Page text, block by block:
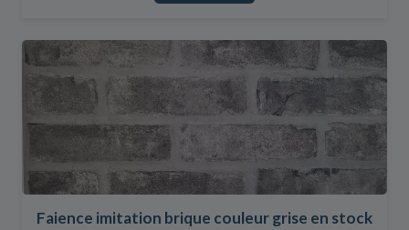
Faience imitation brique couleur grise en stock